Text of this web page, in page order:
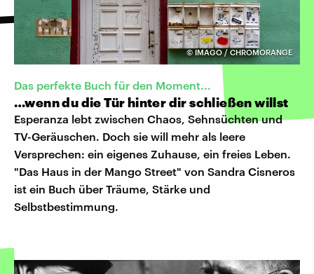
© IMAGO / CHROMORANGE
Das perfekte Buch für den Moment...
…wenn du die Tür hinter dir schließen willst
Esperanza lebt zwischen Chaos, Sehnsüchten und
TV-Geräuschen. Doch sie will mehr als leere
Versprechen: ein eigenes Zuhause, ein freies Leben.
"Das Haus in der Mango Street" von Sandra Cisneros
ist ein Buch über Träume, Stärke und
Selbstbestimmung.